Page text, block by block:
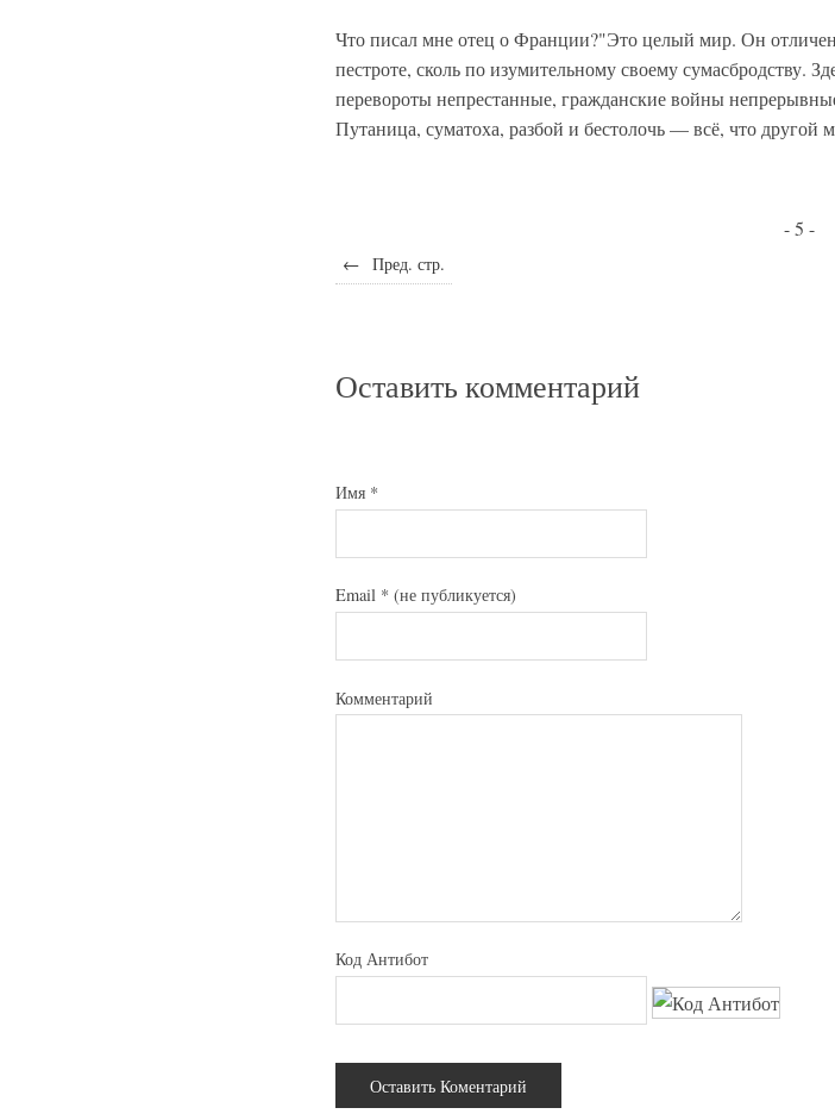
Что писал мне отец о Франции?"Это целый мир. Он
пестроте, сколь по изумительному своему сумасбродству.
перевороты непрестанные, гражданские войны
Путаница, суматоха, разбой и бестолочь — всё, что другой
- 5 -
← Пред. стр.
Оставить комментарий
Имя *
Email * (не публикуется)
Комментарий
Код Антибот